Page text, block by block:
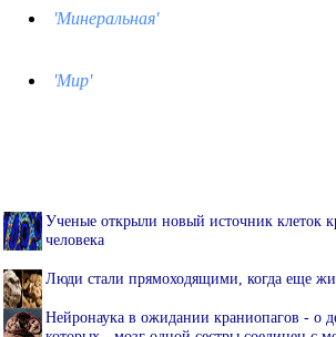
'Минеральная'
'Мир'
Ученые открыли новый источник клеток
человека
Люди стали прямоходящими, когда еще
Нейронаука в ожидании краниопагов - о